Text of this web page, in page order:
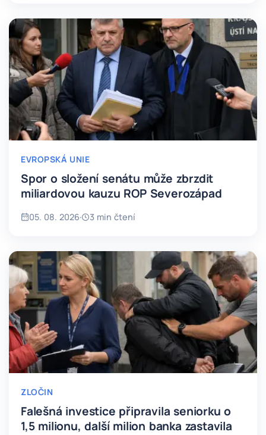
EVROPSKÁ UNIE
Spor o složení senátu může zbrzdit
miliardovou kauzu ROP Severozápad
05. 08. 2026· 3 min čtení
ZLOČIN
Falešná investice připravila seniorku o
1,5 milionu, další milion banka zastavila